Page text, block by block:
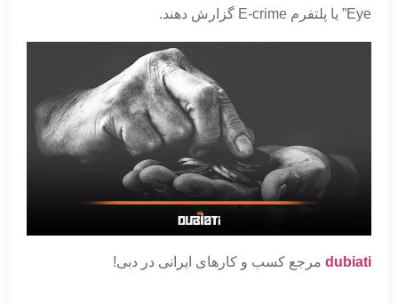
Eye” یا پلتفرم E-crime گزارش دهند.
dubiati مرجع کسب و کارهای ایرانی در دبی!